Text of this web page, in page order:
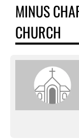
MINUS
CHURCH